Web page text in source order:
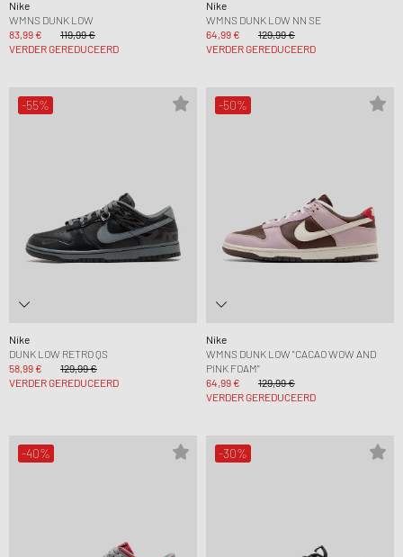
Nike
WMNS DUNK LOW
83,99 €
119,99 €
VERDER GEREDUCEERD
Nike
WMNS DUNK LOW NN SE
64,99 €
129,99 €
VERDER GEREDUCEERD
-55%
Nike
DUNK LOW RETRO QS
58,99 €
129,99 €
VERDER GEREDUCEERD
-50%
Nike
WMNS DUNK LOW "CACAO WOW AND
PINK FOAM"
64,99 €
129,99 €
VERDER GEREDUCEERD
-40% -30%